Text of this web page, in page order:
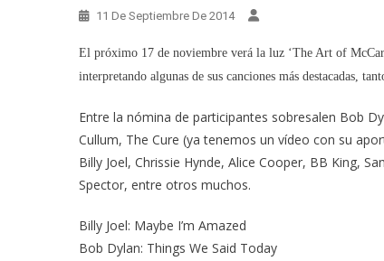
11 De Septiembre De 2014
El próximo 17 de noviembre verá la luz ‘The Art of
interpretando algunas de sus canciones más destacadas,
Entre la nómina de participantes sobresalen Bob
Cullum, The Cure (ya tenemos un vídeo con su
Billy Joel, Chrissie Hynde, Alice Cooper, BB King,
Spector, entre otros muchos.
Billy Joel: Maybe I’m Amazed
Bob Dylan: Things We Said Today